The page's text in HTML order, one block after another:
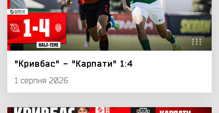
"Кривбас" - "Карпати" 1:4
1 серпня 2026